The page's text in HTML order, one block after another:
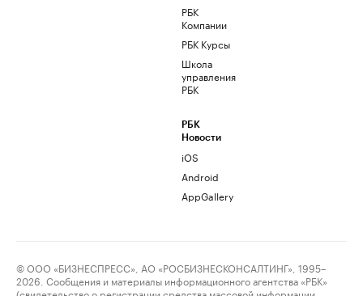
РБК
Компании
РБК Курсы
Школа
управления
РБК
РБК
Новости
iOS
Android
AppGallery
© ООО «БИЗНЕСПРЕСС», АО «РОСБИЗНЕСКОНСАЛТИНГ», 1995–
2026. Сообщения и материалы информационного агентства «РБК»